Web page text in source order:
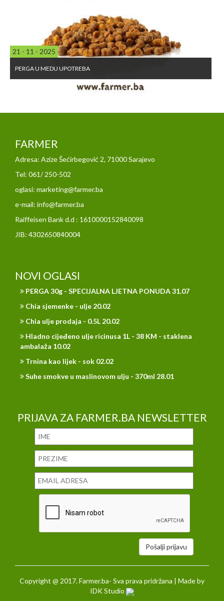
21 - 11 - 2025
PERGA U MEDU UPOTREBA
FARMER
Adresa: Azize Šećirbegović 2, 71000 Sarajevo
Tel: 061/ 250-502
oglasi: marketing@farmer.ba
e-mail: info@farmer.ba
Raiffeisen Bank d.d : 1610000152840098
JIB: 4302650840004
NOVI OGLASI
PERGA 30g - SPECIJALNA LJETNA PONUDA 31.07
Chia sjemenke - ulje 20.02
Chia ulje prodaja - 0.5L 20.02
Hladno cijeđeno ulje ricinusa 1L - 38 KM - staklena
ambalaža 10.02
Trnina kao lijek - sok 02.02
Suhe smokve u maslinovom ulju - 370ml 28.01
PRIJAVA ZA FARMER.BA NEWSLETTER
Pošalji prijavu
Copyright @ 2017. Farmer.ba- Sva prava pridržana | Made by
IDK Studio